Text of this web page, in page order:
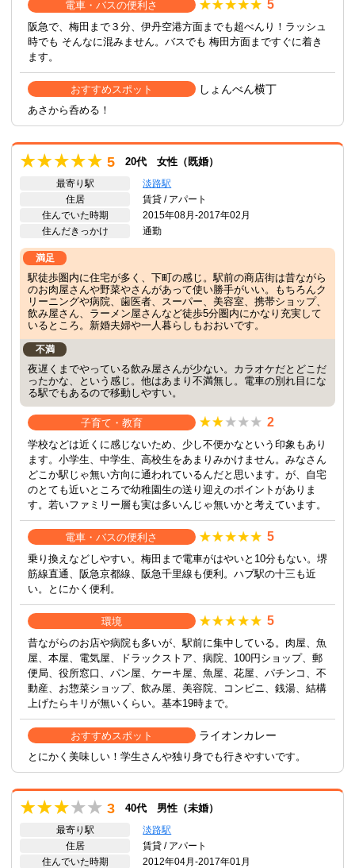
電車・バスの便利さ 5
阪急で、梅田まで３分、伊丹空港方面までも超べんり！ラッシュ
時でも そんなに混みません。バスでも 梅田方面まですぐに着き
ます。
おすすめスポット しょんべん横丁
あさから呑める！
5 20代 女性（既婚）
最寄り駅
淡路駅
住居
賃貸 / アパート
住んでいた時期
2015年08月-2017年02月
住んだきっかけ
通勤
満足
駅徒歩圏内に住宅が多く、下町の感じ。駅前の商店街は昔ながら
のお肉屋さんや野菜やさんがあって使い勝手がいい。もちろんク
リーニングや病院、歯医者、スーパー、美容室、携帯ショップ、
飲み屋さん、ラーメン屋さんなど徒歩5分圏内にかなり充実して
いるところ。新婚夫婦や一人暮らしもおおいです。
不満
夜遅くまでやっている飲み屋さんが少ない。カラオケだとどこだ
ったかな、という感じ。他はあまり不満無し。電車の別れ目にな
る駅でもあるので移動しやすい。
子育て・教育 2
学校などは近くに感じないため、少し不便かなという印象もあり
ます。小学生、中学生、高校生をあまりみかけません。みなさん
どこか駅じゃ無い方向に通われているんだと思います。が、自宅
のとても近いところで幼稚園生の送り迎えのポイントがありま
す。若いファミリー層も実は多いんじゃ無いかと考えています。
電車・バスの便利さ 5
乗り換えなどしやすい。梅田まで電車がはやいと10分もない。堺
筋線直通、阪急京都線、阪急千里線も便利。ハブ駅の十三も近
い。とにかく便利。
環境 5
昔ながらのお店や病院も多いが、駅前に集中している。肉屋、魚
屋、本屋、電気屋、ドラックストア、病院、100円ショップ、郵
便局、役所窓口、パン屋、ケーキ屋、魚屋、花屋、パチンコ、不
動産、お惣菜ショップ、飲み屋、美容院、コンビニ、銭湯、結構
上げたらキリが無いくらい。基本19時まで。
おすすめスポット ライオンカレー
とにかく美味しい！学生さんや独り身でも行きやすいです。
3 40代 男性（未婚）
最寄り駅
淡路駅
住居
賃貸 / アパート
住んでいた時期
2012年04月-2017年01月